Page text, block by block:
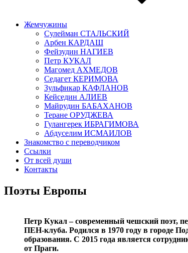
Жемчужины
Сулейман СТАЛЬСКИЙ
Арбен КАРДАШ
Фейзудин НАГИЕВ
Петр КУКАЛ
Магомед АХМЕДОВ
Седагет КЕРИМОВА
Зульфикар КАФЛАНОВ
Кейседин АЛИЕВ
Майрудин БАБАХАНОВ
Теране ОРУДЖЕВА
Гулангерек ИБРАГИМОВА
Абдуселим ИСМАИЛОВ
Знакомство с переводчиком
Ссылки
От всей души
Контакты
Поэты Европы
Петр Кукал – современный чешский поэт,
ПЕН-клуба. Родился в 1970 году в городе
образования. С 2015 года является
от Праги.